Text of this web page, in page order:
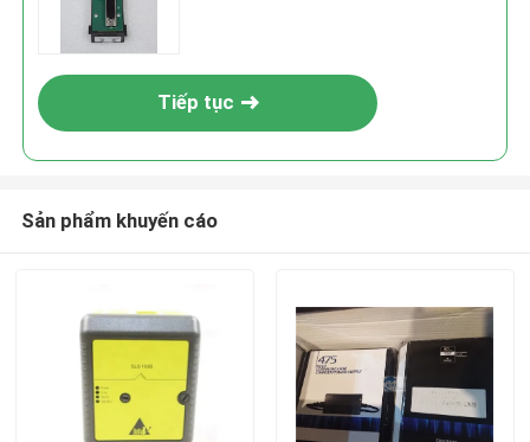
Tiếp tục
Sản phẩm khuyến cáo